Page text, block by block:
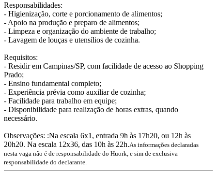
Responsabilidades:
- Higienização, corte e porcionamento de alimentos;
- Apoio na produção e preparo de alimentos;
- Limpeza e organização do ambiente de trabalho;
- Lavagem de louças e utensílios de cozinha.
Requisitos:
- Residir em Campinas/SP, com facilidade de acesso ao Shopping
Prado;
- Ensino fundamental completo;
- Experiência prévia como auxiliar de cozinha;
- Facilidade para trabalho em equipe;
- Disponibilidade para realização de horas extras, quando
necessário.
Observações: :Na escala 6x1, entrada 9h às 17h20, ou 12h às
20h20. Na escala 12x36, das 10h às 22h.As informações declaradas
nesta vaga não é de responsabilidade do Huork, e sim de exclusiva
responsabilidade do declarante.